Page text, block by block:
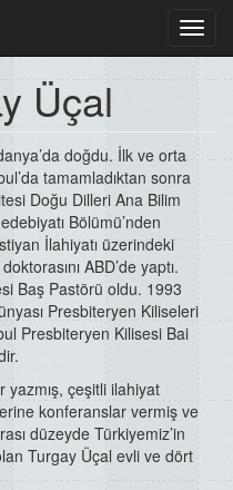
Üçal
doğdu. İlk ve orta
tamamladıktan sonra
Doğu Dilleri Ana Bilim
Bölümü’nden
İlahiyatı üzerindeki
ABD’de yaptı.
Baş Pastörü oldu. 1993
Presbiteryen Kiliseleri
Presbiteryen Kilisesi Bai
yazmış, çeşitli ilahiyat
konferanslar vermiş ve
düzeyde Türkiyemiz’in
Turgay Üçal evli ve dört